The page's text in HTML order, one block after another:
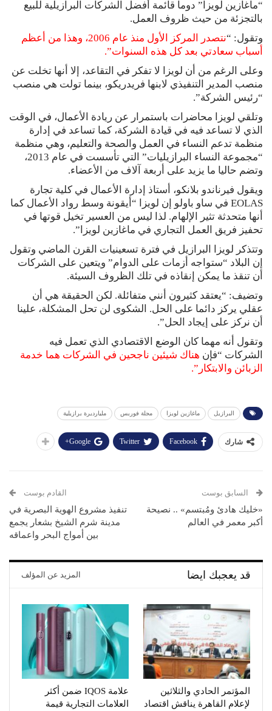
“ماغازين لويزا” دوما قائمة أفضل الشركات البرازيلية للبيع
بالتجزئة من حيث ظروف العمل.
وتقول: “
نتصدر المركز الأول منذ عام 2006، وهذا من أعظم
أسباب سعادتي بعد كل هذه السنوات”.
وعلى الرغم من أن لويزا لا تفكر في التقاعد، إلا أنها تخلت عن
منصب المدير التنفيذي لابنها فريدريكو، بينما تولت هي منصب
“رئيس الشركة”.
وتلقي لويزا محاضرات باستمرار عن ريادة الأعمال، في الوقت
الذي لا تساعد فيه في قيادة الشركة، كما تساعد في إدارة
منظمة تدعم النساء في العمل والصحة والتعليم، وهي منظمة
“مجموعة النساء البرازيليات” التي تأسست في عام 2013،
وتضم حاليا ما يزيد على أربعة آلاف من الأعضاء.
ويقول فيرناندو بلانكو، أستاذ إدارة الأعمال في كلية تجارة
EOLAS في ساو باولو إن لويزا “أيقونة وسط رواد الأعمال كما
أنها متحدثة تثير الإلهام. لذا ليس من العسير تخيل قوتها في
تحفيز فريق العمل التجاري في ماغازين لويزا”.
وتتذكر لويزا البرازيل في فترة تسعينيات القرن الماضي وتقول
إن البلاد “ستواجه أزمات على الدوام” ويتعين على الشركات
أن تنقذ ما يمكن إنقاذه في تلك الظروف السيئة.
وتضيف: “يعتقد كثيرون أنني متفائلة. لكن الحقيقة هي أن
عقلي يركز دائما على الحل. الشكوى لن تحل المشكلة، علينا
أن نركز على إيجاد الحل”.
وتقول أنه مهما كان الوضع الاقتصادي الذي تعمل فيه
الشركات “فإن هناك شيئين ناجحين في الشركات هما خدمة
الزبائن والابتكار”.
البرازيل ماغازين لويزا مجلة فوربس مليارديرة برازيلية
شارك Facebook
Twitter
Google+
السابق بوست
«خليك هادئ ومُبتسم» .. نصيحة
أكبر معمر في العالم
القادم بوست
تنفيذ مشروع الهوية البصرية في
مدينة شرم الشيخ بشعار يجمع
بين أمواج البحر واعماقه
قد يعجبك ايضا المزيد عن المؤلف
المؤتمر الحادي والثلاثين
لإعلام القاهرة يناقش اقتصاد
علامة IQOS ضمن أكثر
العلامات التجارية قيمة